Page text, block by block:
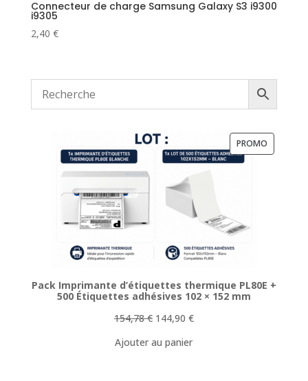
Connecteur de charge Samsung Galaxy S3 i9300
i9305
2,40 €
PROMO
Pack Imprimante d’étiquettes thermique PL80E +
500 Étiquettes adhésives 102 × 152 mm
154,78€ Le
initial
144,90 €Le
Ajouter au panier